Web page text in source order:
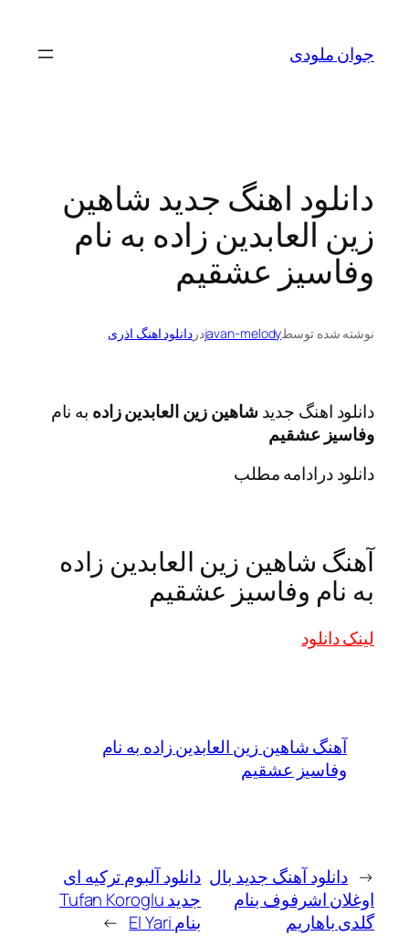
محتواجوان ملودی
دانلود اهنگ جدید شاهین
زین العابدین زاده به نام
وفاسیز عشقیم
نوشته شده توسطjavan-melodyدردانلود اهنگ اذری
دانلود اهنگ جدید شاهین زین العابدین زاده به نام
وفاسیز عشقیم
دانلود درادامه مطلب
آهنگ شاهین زین العابدین زاده
به نام وفاسیز عشقیم
لینک دانلود
آهنگ شاهین زین العابدین زاده به نام
وفاسیز عشقیم
← دانلود آهنگ جدید بال
اوغلان اشرفوف بنام
گلدی باهاریم
دانلود آلبوم ترکیه ای
جدید Tufan Koroglu
بنام El Yari
→